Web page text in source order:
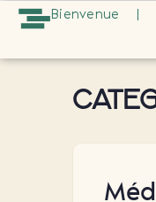
Bienvenue